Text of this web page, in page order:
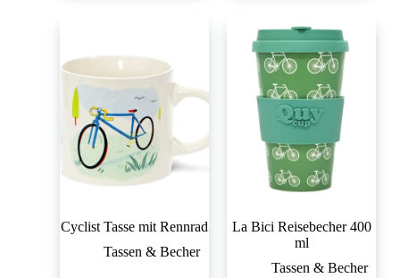
Cyclist Tasse mit Rennrad
Tassen & Becher
La Bici Reisebecher 400
ml
Tassen & Becher